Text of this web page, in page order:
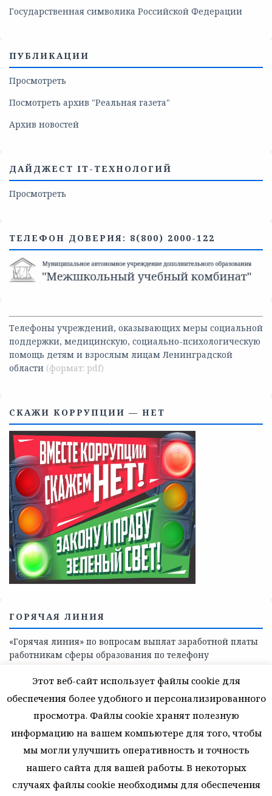
Государственная символика Российской Федерации
ПУБЛИКАЦИИ
Просмотреть
Посмотреть архив "Реальная газета"
Архив новостей
ДАЙДЖЕСТ IT-ТЕХНОЛОГИЙ
Просмотреть
ТЕЛЕФОН ДОВЕРИЯ: 8(800) 2000-122
Телефоны учреждений, оказывающих меры социальной
поддержки, медицинскую, социально-психологическую
помощь детям и взрослым лицам Ленинградской
области
СКАЖИ КОРРУПЦИИ — НЕТ
Этот веб-сайт использует файлы cookie для
обеспечения более удобного и персонализированного
просмотра. Файлы cookie хранят полезную
информацию на вашем компьютере для того, чтобы
мы могли улучшить оперативность и точность
нашего сайта для вашей работы. В некоторых
случаях файлы cookie необходимы для обеспечения